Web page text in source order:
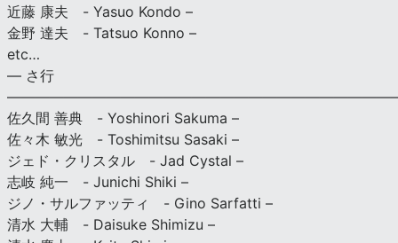
近藤 康夫 - Yasuo Kondo –
金野 達夫 - Tatsuo Konno –
etc…
— さ行
佐久間 善典 - Yoshinori Sakuma –
佐々木 敏光 - Toshimitsu Sasaki –
ジェド・クリスタル - Jad Cystal –
志岐 純一 - Junichi Shiki –
ジノ・サルファッティ - Gino Sarfatti –
清水 大輔 - Daisuke Shimizu –